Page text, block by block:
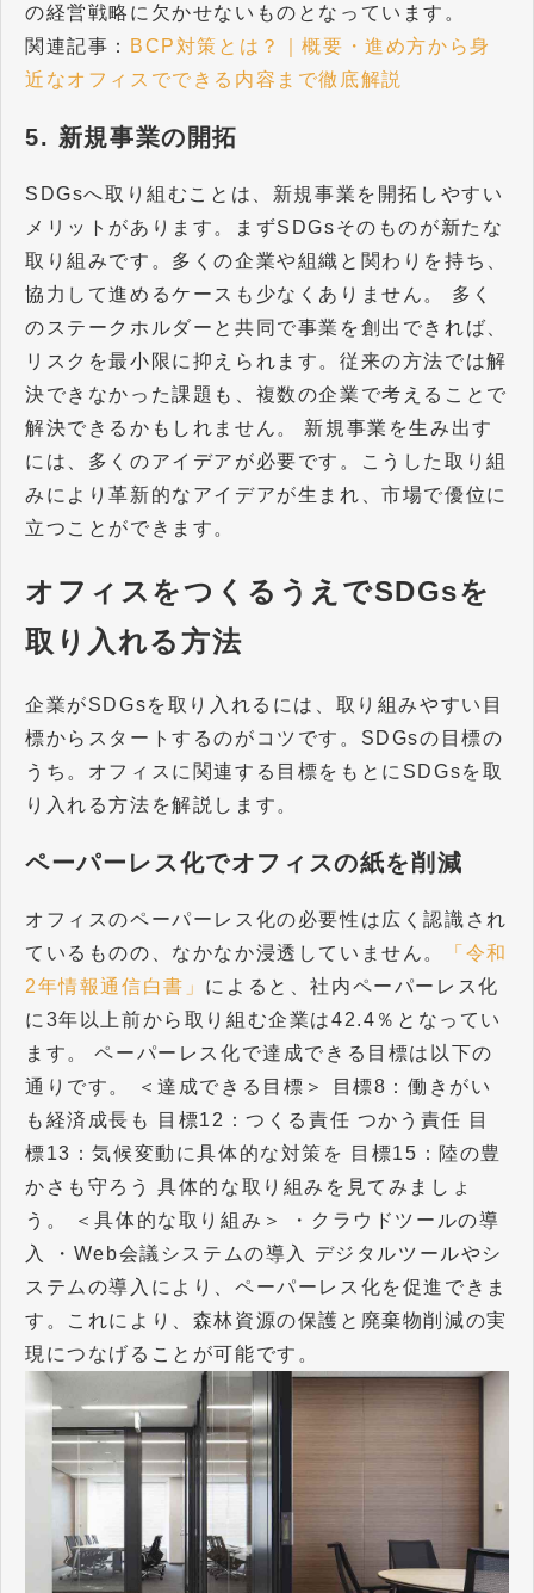
の経営戦略に欠かせないものとなっています。
関連記事：
BCP対策とは？｜概要・進め方から身
近なオフィスでできる内容まで徹底解説
5. 新規事業の開拓
SDGsへ取り組むことは、新規事業を開拓しやすい
メリットがあります。まずSDGsそのものが新たな
取り組みです。多くの企業や組織と関わりを持ち、
協力して進めるケースも少なくありません。 多く
のステークホルダーと共同で事業を創出できれば、
リスクを最小限に抑えられます。従来の方法では解
決できなかった課題も、複数の企業で考えることで
解決できるかもしれません。 新規事業を生み出す
には、多くのアイデアが必要です。こうした取り組
みにより革新的なアイデアが生まれ、市場で優位に
立つことができます。
オフィスをつくるうえでSDGsを
取り入れる方法
企業がSDGsを取り入れるには、取り組みやすい目
標からスタートするのがコツです。SDGsの目標の
うち。オフィスに関連する目標をもとにSDGsを取
り入れる方法を解説します。
ペーパーレス化でオフィスの紙を削減
オフィスのペーパーレス化の必要性は広く認識され
ているものの、なかなか浸透していません。
「令和
2年情報通信白書」 によると、社内ペーパーレス化
に3年以上前から取り組む企業は42.4％となってい
ます。 ペーパーレス化で達成できる目標は以下の
通りです。 ＜達成できる目標＞ 目標8：働きがい
も経済成長も 目標12：つくる責任 つかう責任 目
標13：気候変動に具体的な対策を 目標15：陸の豊
かさも守ろう 具体的な取り組みを見てみましょ
う。 ＜具体的な取り組み＞ ・クラウドツールの導
入 ・Web会議システムの導入 デジタルツールやシ
ステムの導入により、ペーパーレス化を促進できま
す。これにより、森林資源の保護と廃棄物削減の実
現につなげることが可能です。